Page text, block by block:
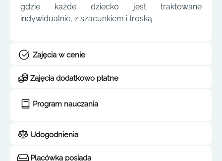
gdzie każde dziecko jest traktowane
indywidualnie, z szacunkiem i troską.
Zajęcia w cenie
Zajęcia dodatkowo płatne
Program nauczania
Udogodnienia
Placówka posiada